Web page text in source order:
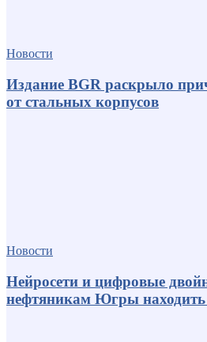
Новости
Издание BGR раскрыло
от стальных корпусов
Новости
Нейросети и цифровые
нефтяникам Югры находить